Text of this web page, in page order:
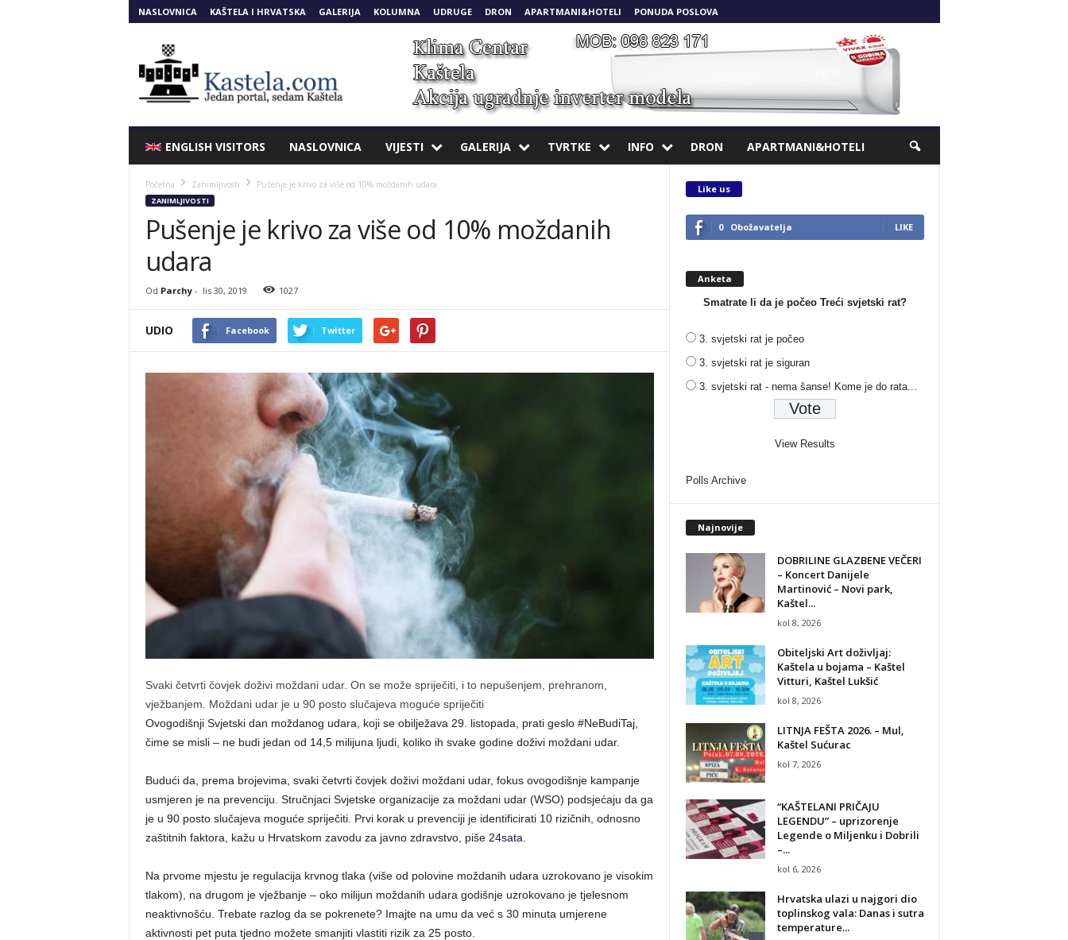
NASLOVNICA KAŠTELA I HRVATSKA GALERIJA KOLUMNA UDRUGE DRON APARTMANI&HOTELI PONUDA POSLOVA
ENGLISH VISITORS NASLOVNICA VIJESTI GALERIJA TVRTKE INFO DRON APARTMANI&HOTELI
Početna Zanimljivosti Pušenje je krivo za više od 10% moždanih udara
ZANIMLJIVOSTI
Pušenje je krivo za više od 10% moždanih
udara
Od Parchy- lis 30, 2019 1027
UDIO Facebook Twitter
Svaki četvrti čovjek doživi moždani udar. On se može spriječiti, i to nepušenjem, prehranom,
vježbanjem. Moždani udar je u 90 posto slučajeva moguće spriječiti
Ovogodišnji Svjetski dan moždanog udara, koji se obilježava 29. listopada, prati geslo #NeBudiTaj,
čime se misli – ne budi jedan od 14,5 milijuna ljudi, koliko ih svake godine doživi moždani udar.
Budući da, prema brojevima, svaki četvrti čovjek doživi moždani udar, fokus ovogodišnje kampanje
usmjeren je na prevenciju. Stručnjaci Svjetske organizacije za moždani udar (WSO) podsjećaju da ga
je u 90 posto slučajeva moguće spriječiti. Prvi korak u prevenciji je identificirati 10 rizičnih, odnosno
zaštitnih faktora, kažu u Hrvatskom zavodu za javno zdravstvo, piše 24sata
Na prvome mjestu je regulacija krvnog tlaka (više od polovine moždanih udara uzrokovano je visokim
tlakom), na drugom je vježbanje – oko milijun moždanih udara godišnje uzrokovano je tjelesnom
neaktivnošću. Trebate razlog da se pokrenete? Imajte na umu da već s 30 minuta umjerene
aktivnosti pet puta tjedno možete smanjiti vlastiti rizik za 25 posto.
Like us
0 Obožavatelja LIKE
Anketa
Smatrate li da je počeo Treći svjetski rat?
3. svjetski rat je počeo
3. svjetski rat je siguran
3. svjetski rat - nema šanse! Kome je do rata...
View Results
Polls Archive
Najnovije
DOBRILINE GLAZBENE VEČERI
– Koncert Danijele
Martinović – Novi park,
Kaštel...
kol 8, 2026
Obiteljski Art doživljaj:
Kaštela u bojama – Kaštel
Vitturi, Kaštel Lukšić
kol 8, 2026
LITNJA FEŠTA 2026. – Mul,
Kaštel Sućurac
kol 7, 2026
“KAŠTELANI PRIČAJU
LEGENDU” – uprizorenje
Legende o Miljenku i Dobrili
–...
kol 6, 2026
Hrvatska ulazi u najgori dio
toplinskog vala: Danas i sutra
temperature...